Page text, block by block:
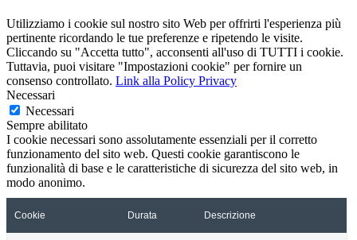
Utilizziamo i cookie sul nostro sito Web per offrirti l'esperienza più
pertinente ricordando le tue preferenze e ripetendo le visite.
Cliccando su "Accetta tutto", acconsenti all'uso di TUTTI i cookie.
Tuttavia, puoi visitare "Impostazioni cookie" per fornire un
consenso controllato. Link alla Policy Privacy
Necessari
Necessari
Sempre abilitato
I cookie necessari sono assolutamente essenziali per il corretto
funzionamento del sito web. Questi cookie garantiscono le
funzionalità di base e le caratteristiche di sicurezza del sito web, in
modo anonimo.
Cookie Durata Descrizione